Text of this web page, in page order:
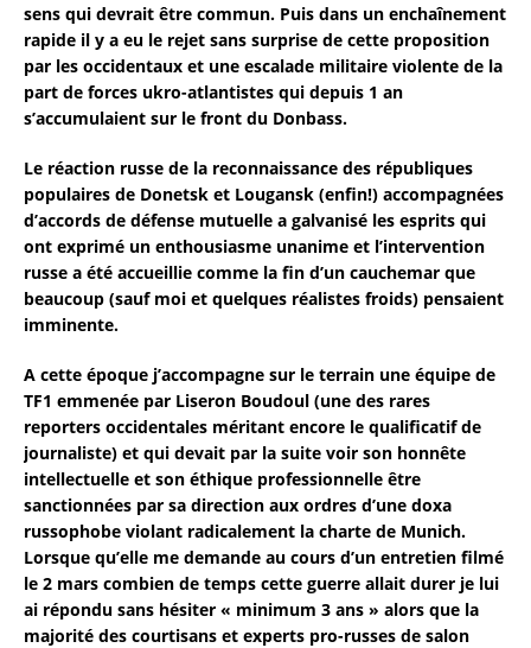
sens qui devrait être commun. Puis dans un enchaînement
rapide il y a eu le rejet sans surprise de cette proposition
par les occidentaux et une escalade militaire violente de la
part de forces ukro-atlantistes qui depuis 1 an
s’accumulaient sur le front du Donbass.
Le réaction russe de la reconnaissance des républiques
populaires de Donetsk et Lougansk (enfin!) accompagnées
d’accords de défense mutuelle a galvanisé les esprits qui
ont exprimé un enthousiasme unanime et l’intervention
russe a été accueillie comme la fin d’un cauchemar que
beaucoup (sauf moi et quelques réalistes froids) pensaient
imminente.
A cette époque j’accompagne sur le terrain une équipe de
TF1 emmenée par Liseron Boudoul (une des rares
reporters occidentales méritant encore le qualificatif de
journaliste) et qui devait par la suite voir son honnête
intellectuelle et son éthique professionnelle être
sanctionnées par sa direction aux ordres d’une doxa
russophobe violant radicalement la charte de Munich.
Lorsque qu’elle me demande au cours d’un entretien filmé
le 2 mars combien de temps cette guerre allait durer je lui
ai répondu sans hésiter « minimum 3 ans » alors que la
majorité des courtisans et experts pro-russes de salon